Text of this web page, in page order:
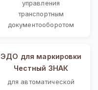
управления
транспортным
документооборотом
ЭДО для маркировки
Честный ЗНАК
для автоматической